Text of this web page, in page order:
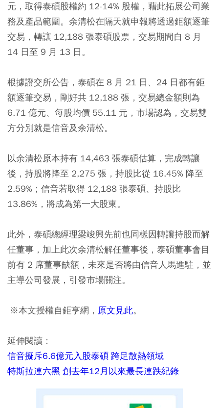
元，取得泰碩股權約 12-14% 股權，藉此拓展公司業
務及產品範圍。余清松在隔天就申報將透過鉅額逐筆
交易，轉讓 12,188 張泰碩股票，交易期間自 8 月
14 日至 9 月 13 日。
根據證交所公告，泰碩在 8 月 21 日、24 日都有鉅
額逐筆交易，剛好共 12,188 張，交易總金額則為
6.71 億元、每股均價 55.11 元，市場認為，交易雙
方分別就是信音及余清松。
以余清松原本持有 14,463 張泰碩估算，完成轉讓
後，持股將降至 2,275 張，持股比從 16.45% 降至
2.59%；信音若取得 12,188 張泰碩、持股比
13.86%，將成為第一大股東。
此外，泰碩總經理梁竣興先前也同樣因轉讓持股而解
任董事，加上此次余清松解任董事後，泰碩董事會目
前有 2 席董事缺額，未來是否將由信音人馬進駐，並
主導公司發展，引發市場關注。
※本文授權自鉅亨網， 原文見此。
延伸閱讀：
信音擬斥6.6億元入股泰碩 跨足散熱領域
特斯拉連六黑 創去年12月以來最長連跌紀錄